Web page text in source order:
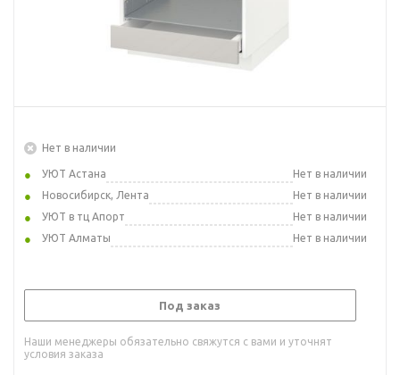
Нет в наличии
УЮТ Астана
Нет в наличии
Новосибирск, Лента
Нет в наличии
УЮТ в тц Апорт
Нет в наличии
УЮТ Алматы
Нет в наличии
Под заказ
Наши менеджеры обязательно свяжутся с вами и уточнят
условия заказа